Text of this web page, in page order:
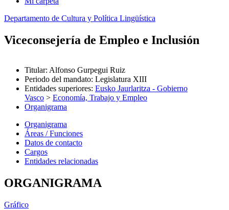
Departamento de Cultura y Política Lingüística
Viceconsejería de Empleo e Inclusión
Titular: Alfonso Gurpegui Ruiz
Periodo del mandato: Legislatura XIII
Entidades superiores: Eusko Jaurlaritza - Gobierno
Vasco > Economía, Trabajo y Empleo
Organigrama
Organigrama
Áreas / Funciones
Datos de contacto
Cargos
Entidades relacionadas
ORGANIGRAMA
Gráfico